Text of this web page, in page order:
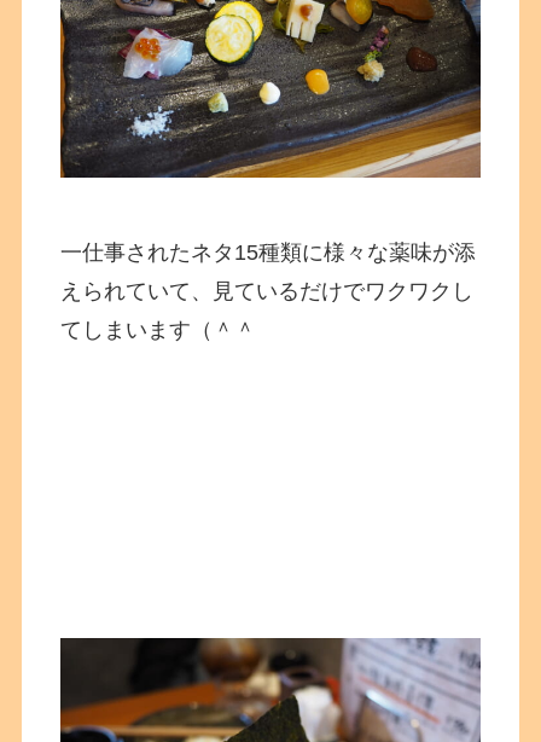
一仕事されたネタ15種類に様々な薬味が添
えられていて、見ているだけでワクワクし
てしまいます（＾＾